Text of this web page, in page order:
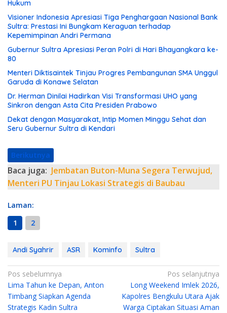
Hukum
Visioner Indonesia Apresiasi Tiga Penghargaan Nasional Bank
Sultra: Prestasi Ini Bungkam Keraguan terhadap
Kepemimpinan Andri Permana
Gubernur Sultra Apresiasi Peran Polri di Hari Bhayangkara ke-
80
Menteri Diktisaintek Tinjau Progres Pembangunan SMA Unggul
Garuda di Konawe Selatan
Dr. Herman Dinilai Hadirkan Visi Transformasi UHO yang
Sinkron dengan Asta Cita Presiden Prabowo
Dekat dengan Masyarakat, Intip Momen Minggu Sehat dan
Seru Gubernur Sultra di Kendari
Berikutnya
Baca juga: Jembatan Buton-Muna Segera Terwujud,
Menteri PU Tinjau Lokasi Strategis di Baubau
Laman:
1
2
Andi Syahrir ASR Kominfo Sultra
N
a
v
Pos sebelumnya
Lima Tahun ke Depan, Anton
Timbang Siapkan Agenda
Strategis Kadin Sultra
Pos selanjutnya
Long Weekend Imlek 2026,
Kapolres Bengkulu Utara Ajak
Warga Ciptakan Situasi Aman